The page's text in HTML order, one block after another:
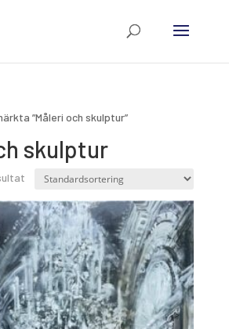
”Måleri och skulptur”
skulptur